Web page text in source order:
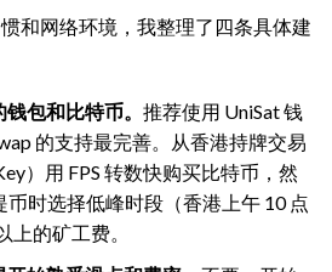
和网络环境，我整理了四条具体建
包和比特币。 推荐使用 UniSat 钱
的支持最完善。从香港持牌交易
）用 FPS 转数快购买比特币，然
币时选择低峰时段（香港上午 10 点
上的矿工费。